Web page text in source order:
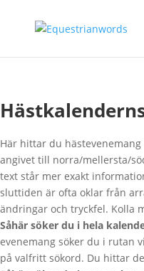
Här hittar du
angivet till norra/mellersta/
text står mer exakt
sluttiden är ofta oklar från
ändringar och tryckfel. Kolla
Såhär söker du i hela
evenemang söker du i rutan
på valfritt sökord. Du hittar